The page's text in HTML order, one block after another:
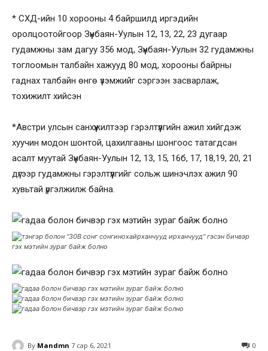
* СХД-ийн 10 хорооны 4 байршилд иргэдийн
оролцоотойгоор Зүүнбаян-Уулын 12, 13, 22, 23 дугаар
гудамжны зам дагуу 356 мод, Зүүнбаян-Уулын 32 гудамжны
тоглоомын талбайн хажууд 80 мод, хорооны байрны
гаднах талбайн өнгө үзэмжийг сэргээн засварлаж,
тохижилт хийсэн
*Австри улсын санхүүжилтээр гэрэлтүүлгийн ажил хийгдэж
хуучин модон шонтой, цахилгааны шонгоос татагдсан
асалт муутай Зүүнбаян-Уулын 12, 13, 15, 16б, 17, 18,19, 20, 21
дүгээр гудамжны гэрэлтүүлгийг сольж шинэчлэх ажил 90
хувьтай үргэлжилж байна.
By Mandmn 7 сар 6, 2021 0